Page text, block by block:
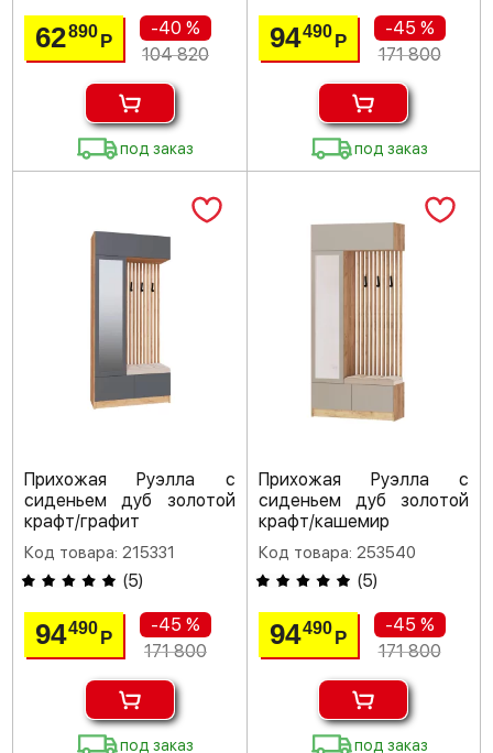
62890Р
-40 %
104 820
под заказ
94490 Р
-45 %
171 800
под заказ
Прихожая Руэлла с
сиденьем дуб золотой
крафт/графит
Код товара: 215331
(5)
94490Р
-45 %
171 800
под заказ
Прихожая Руэлла с
сиденьем дуб золотой
крафт/кашемир
Код товара: 253540
(5)
94490 Р
-45 %
171 800
под заказ